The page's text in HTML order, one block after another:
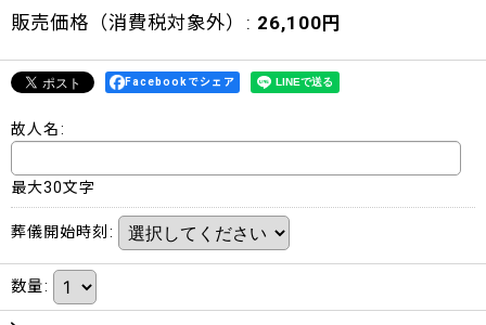
販売価格（消費税対象外） : 26,100 円
Facebookでシェア
故人名:
最大30文字
葬儀開始時刻 :
数量: